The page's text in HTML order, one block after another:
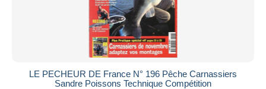
LE PECHEUR DE France N° 196 Pêche Carnassiers
Sandre Poissons Technique Compétition